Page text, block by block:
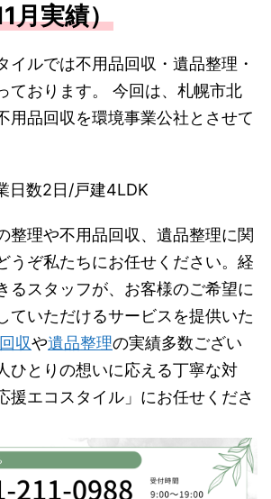
月実績）
イルでは不用品回収・遺品整理・
ております。 今回は、札幌市北
用品回収を環境事業公社とさせて
日数2日/戸建4LDK
整理や不用品回収、遺品整理に関
うぞ私たちにお任せください。経
るスタッフが、お客様のご希望に
ていただけるサービスを提供いた
収や遺品整理の実績多数ござい
ひとりの想いに応える丁寧な対
援エコスタイル」にお任せくださ